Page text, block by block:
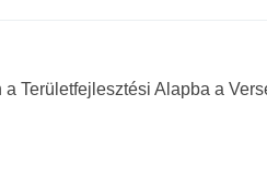
Területfejlesztési Alapba a